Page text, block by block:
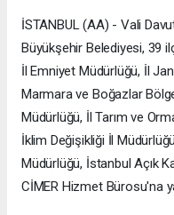
İSTANBUL (AA) - Vali
Büyükşehir Belediyesi, 39
İl Emniyet Müdürlüğü, İl
Marmara ve Boğazlar
Müdürlüğü, İl Tarım ve
İklim Değişikliği İl
Müdürlüğü, İstanbul Açık
CİMER Hizmet Bürosu'na